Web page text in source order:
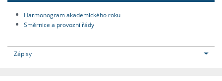
Harmonogram akademického roku
Směrnice a provozní řády
Zápisy